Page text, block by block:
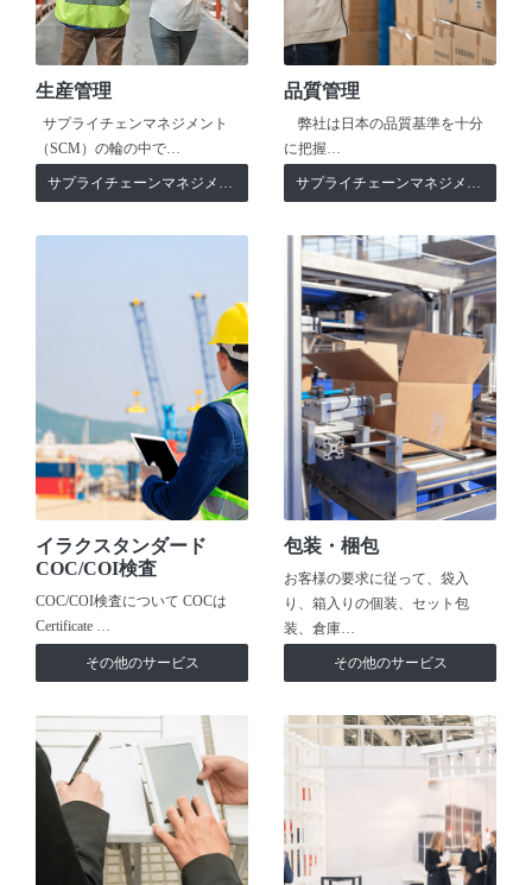
生産管理
サプライチェンマネジメント
（SCM）の輪の中で…
サプライチェーンマネジメント
品質管理
弊社は日本の品質基準を十分
に把握…
サプライチェーンマネジメント
イラクスタンダード
COC/COI検査
COC/COI検査について COCは
Certificate …
その他のサービス
包装・梱包
お客様の要求に従って、袋入
り、箱入りの個装、セット包
装、倉庫…
その他のサービス